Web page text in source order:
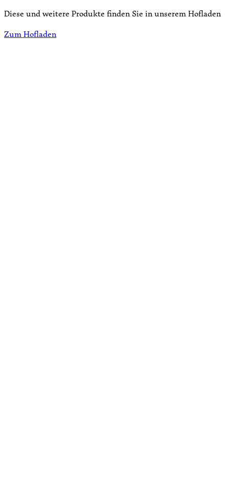
Diese und weitere Produkte finden Sie in unserem Hofladen
Zum Hofladen